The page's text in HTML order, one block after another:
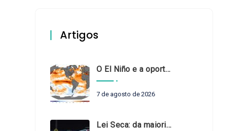
Artigos
O El Niño e a oportunidade de fortalecer o controle externo das políticas climáticas
7 de agosto de 2026
Lei Seca: da maioridade à maturidade